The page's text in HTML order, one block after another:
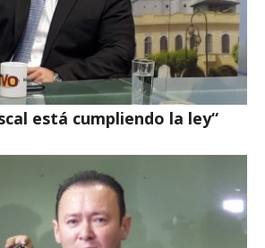
está cumpliendo la ley“